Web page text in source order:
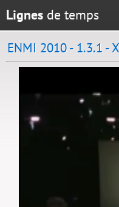
Lignes de temps
ENMI 2010 - 1.3.1 -